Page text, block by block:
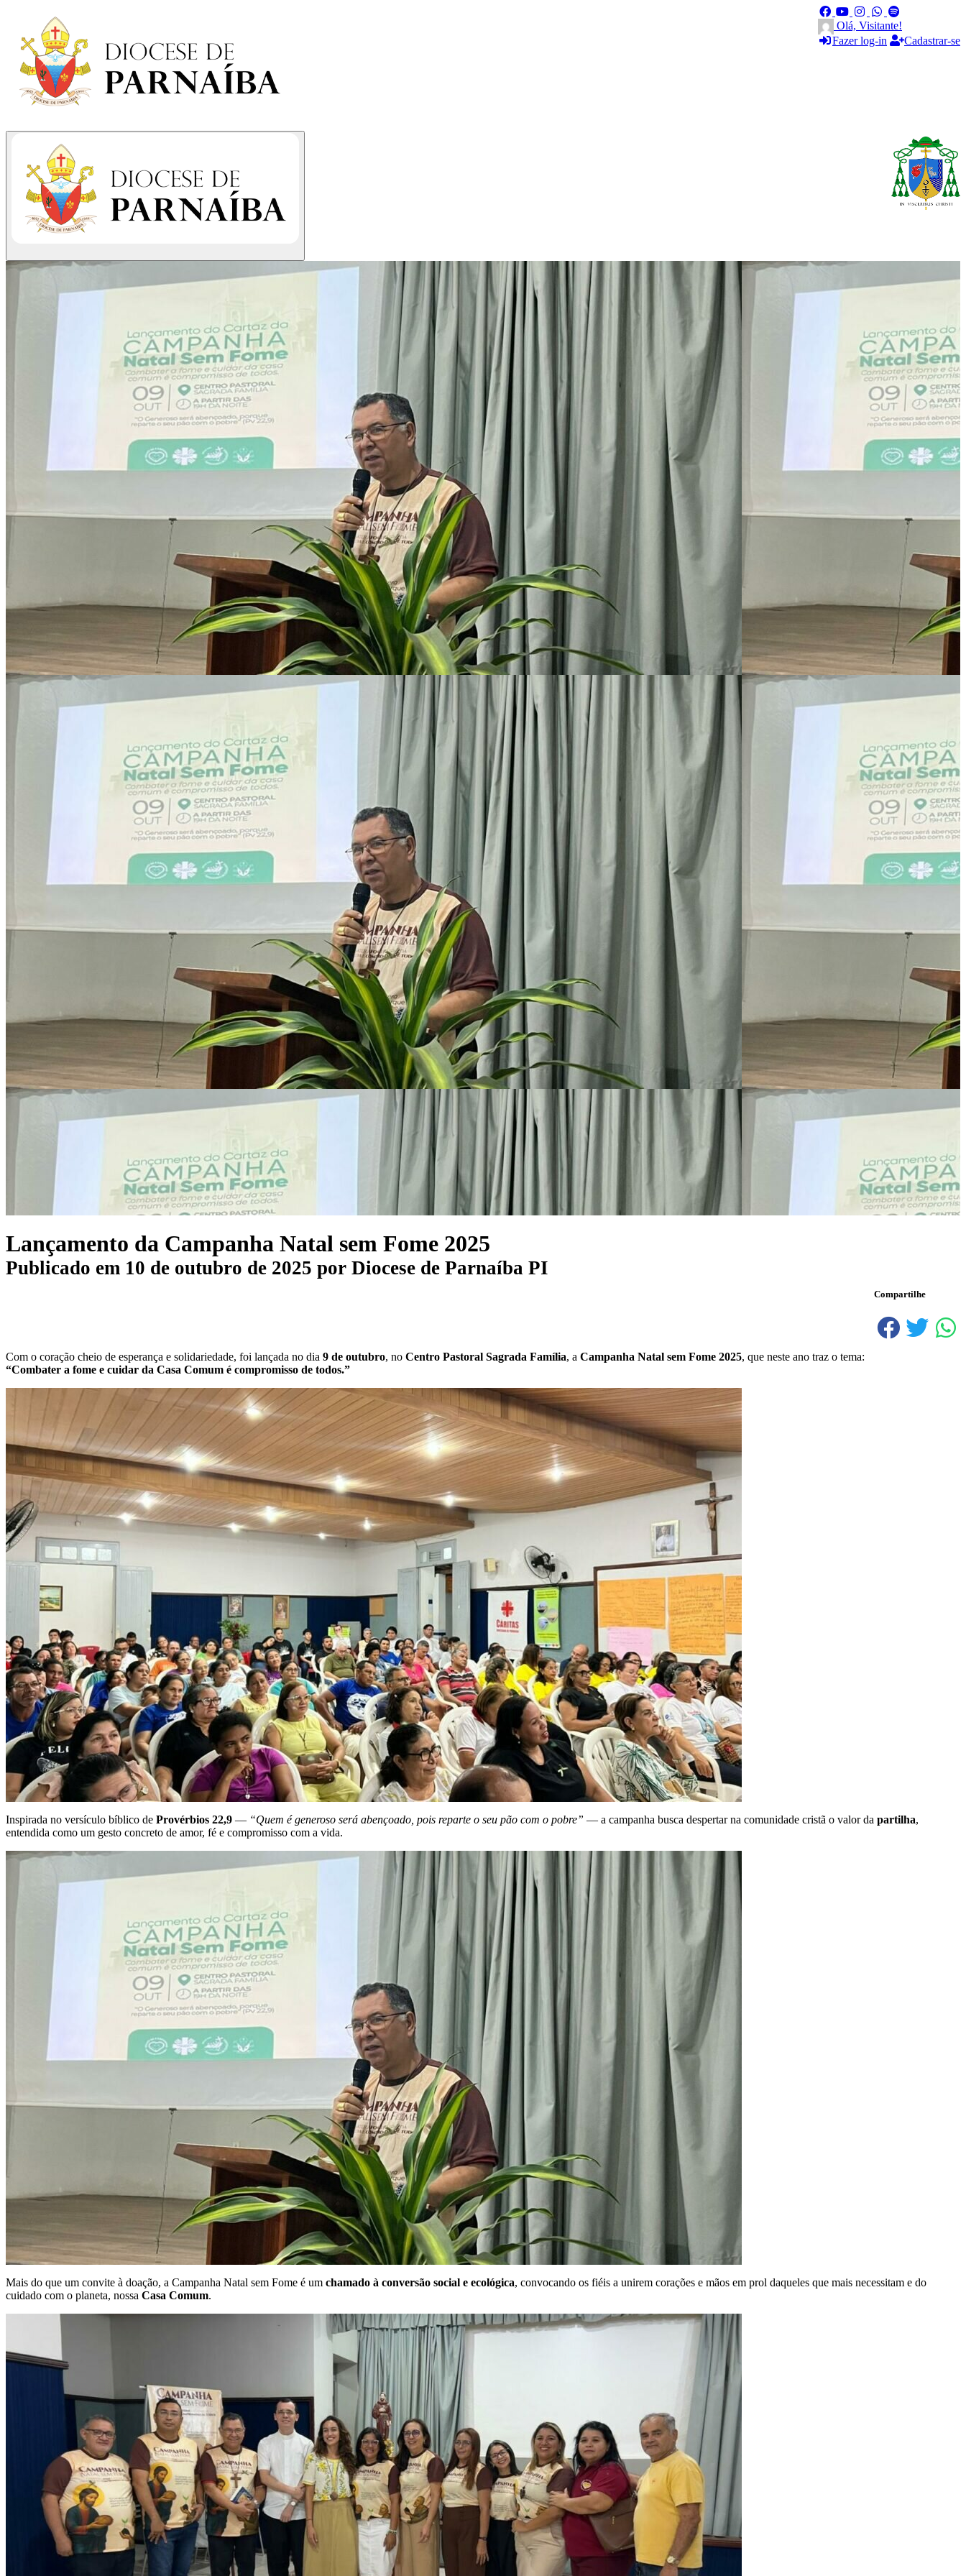
Olá, Visitante!
Fazer log-in
Cadastrar-se
Lançamento da Campanha Natal sem Fome 2025
Publicado em 10 de outubro de 2025 por Diocese de Parnaíba PI
Compartilhe
Com o coração cheio de esperança e solidariedade, foi lançada no dia 9 de outubro, no Centro Pastoral Sagrada Família, a Campanha Natal sem Fome 2025, que neste ano traz o tema:
“Combater a fome e cuidar da Casa Comum é compromisso de todos.”
Inspirada no versículo bíblico de Provérbios 22,9 — “Quem é generoso será abençoado, pois reparte o seu pão com o pobre” — a campanha busca despertar na comunidade cristã o valor da partilha,
entendida como um gesto concreto de amor, fé e compromisso com a vida.
Mais do que um convite à doação, a Campanha Natal sem Fome é um chamado à conversão social e ecológica, convocando os fiéis a unirem corações e mãos em prol daqueles que mais necessitam e do
cuidado com o planeta, nossa Casa Comum.